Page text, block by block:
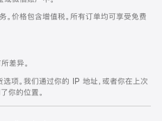
价格包含增值税。所有订单均可享受免费
差异。
项。我们通过你的 IP 地址，或者你在上次
你的位置。